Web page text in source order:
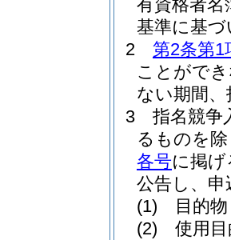
有資格者
基準に基
2
第2条第1
ことがで
ない期間
3
指名競争
るものを
各号に掲
公告し、
(1)
目的物
(2)
使用